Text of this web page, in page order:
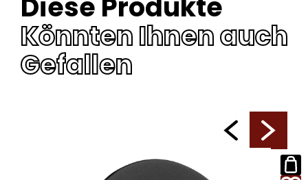
Könnten Ihnen auch
Gefallen